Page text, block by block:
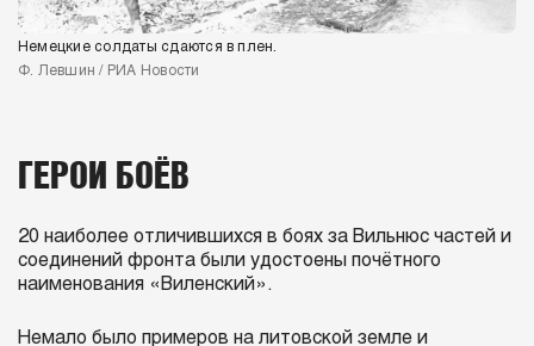
Немецкие солдаты сдаются в плен.
Ф. Левшин / РИА Новости
ГЕРОИ БОЁВ
20 наиболее отличившихся в боях за Вильнюс частей и
соединений фронта были удостоены почётного
наименования «Виленский».
Немало было примеров на литовской земле и